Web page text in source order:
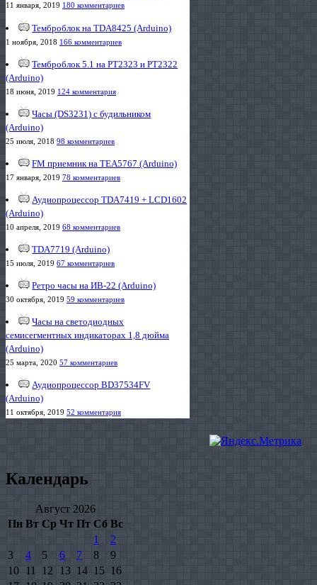
11 января, 2019 180 комментариев
Темброблок на TDA8425 (Arduino)
1 ноября, 2018 166 комментариев
Темброблок 5.1 на PT2323 и PT2322
(Arduino)
18 июня, 2019 124 комментария
Часы (DS3231) с будильником
(Arduino)
25 июля, 2018 98 комментариев
FM приемник на TEA5767 (Arduino)
17 января, 2019 78 комментариев
Аудиопроцессор TDA7419 + LCD1602
(Arduino)
10 апреля, 2019 68 комментариев
TDA7719 (Arduino)
15 июля, 2019 67 комментариев
Ретро часы на ИВ-22 (Arduino)
30 октября, 2019 59 комментариев
Часы на светодиодных
семисегментных индикаторах 1,8 дюйма
(Arduino)
25 марта, 2020 57 комментариев
Аудиопроцессор BD37534FV
(Arduino)
11 октября, 2019 52 комментария
Календарь
Август 2026
Пн Вт Ср Чт Пт Сб Вс
1
2
3
4 5 6 7 8
9
10
11 12 13 14 15 16